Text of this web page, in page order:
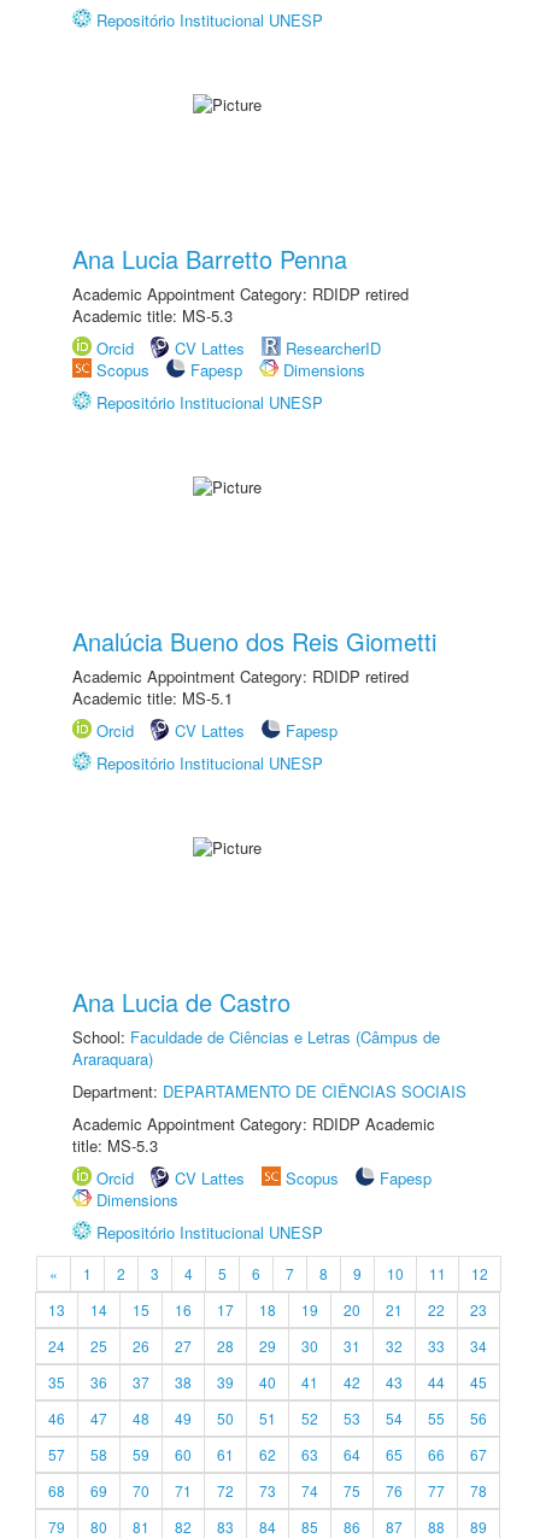
Repositório Institucional UNESP
Ana Lucia Barretto Penna
Academic Appointment Category: RDIDP retired
Academic title: MS-5.3
Orcid
CV Lattes
ResearcherID
Scopus
Fapesp
Dimensions
Repositório Institucional UNESP
Analúcia Bueno dos Reis Giometti
Academic Appointment Category: RDIDP retired
Academic title: MS-5.1
Orcid
CV Lattes
Fapesp
Repositório Institucional UNESP
Ana Lucia de Castro
School: Faculdade de Ciências e Letras (Câmpus de
Araraquara)
Department: DEPARTAMENTO DE CIÊNCIAS SOCIAIS
Academic Appointment Category: RDIDP Academic
title: MS-5.3
Orcid
CV Lattes Scopus
Fapesp
Dimensions
Repositório Institucional UNESP
« 1 2 3 4 5 6 7 8 9 10 11
12
13
14 15 16 17 18 19 20 21 22
23
24
25 26 27 28 29 30 31 32 33
34
35
36 37 38 39 40 41 42 43 44
45
46
47 48 49 50 51 52 53 54 55
56
57
58 59 60 61 62 63 64 65 66
67
68
69 70 71 72 73 74 75 76 77
78
79
80 81 82 83 84 85 86 87 88
89